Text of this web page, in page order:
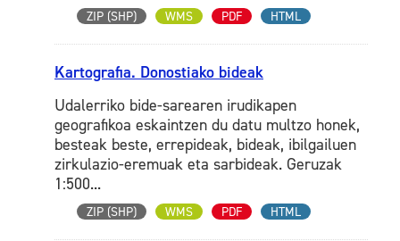
ZIP (SHP) WMS PDF HTML
Kartografia. Donostiako bideak
Udalerriko bide-sarearen irudikapen
geografikoa eskaintzen du datu multzo honek,
besteak beste, errepideak, bideak, ibilgailuen
zirkulazio-eremuak eta sarbideak. Geruzak
1:500...
ZIP (SHP) WMS PDF HTML